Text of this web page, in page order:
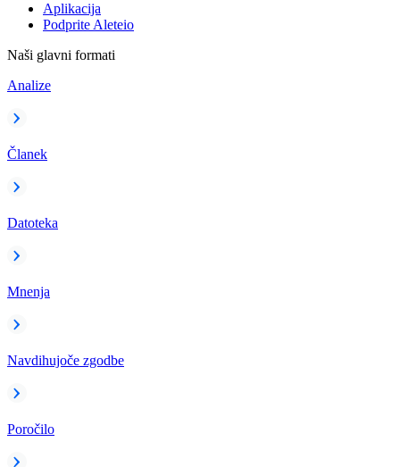
Aplikacija
Podprite Aleteio
Naši glavni formati
Analize
Članek
Datoteka
Mnenja
Navdihujoče zgodbe
Poročilo